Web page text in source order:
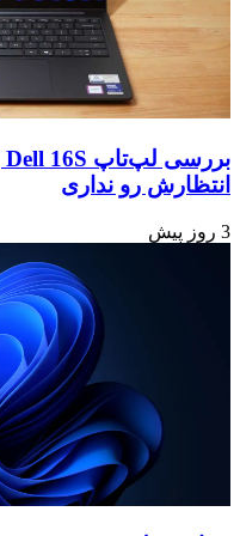
انتظارش رو نداری
3 روز پیش